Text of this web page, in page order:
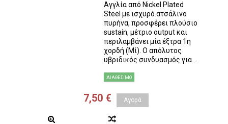
Αγγλία από Nickel Plated
Steel με ισχυρό ατσάλινο
πυρήνα, προσφέρει πλούσιο
sustain, μέτριο output και
περιλαμβάνει μία έξτρα 1η
χορδή (Μί). Ο απόλυτος
υβριδικός συνδυασμός για...
ΔΙΑΘΈΣΙΜΟ
7,50 € Αγορά